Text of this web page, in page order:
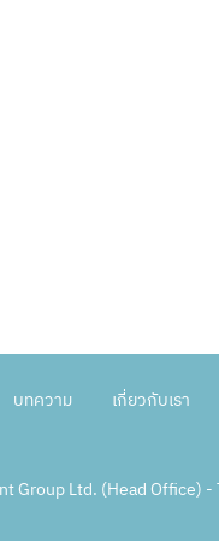
บทความ เกี่ยวกับเรา
Group Ltd. (Head Office)